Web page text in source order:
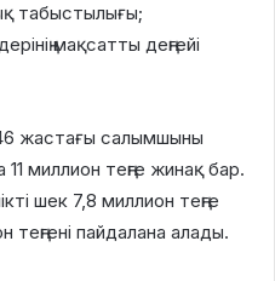
табыстылығы;
мақсатты деңгейі
жастағы салымшыны
миллион теңге жинақ бар.
шек 7,8 миллион теңге
пайдалана алады.